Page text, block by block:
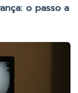
o passo a